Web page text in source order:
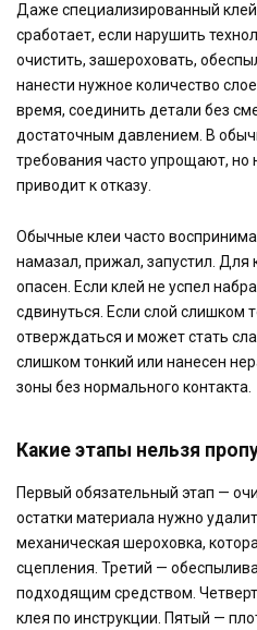
Даже специализированный
сработает, если нарушить
очистить, зашероховать,
нанести нужное количество
время, соединить детали без
достаточным давлением. В
требования часто упрощают, но
приводит к отказу.
Обычные клеи часто
намазал, прижал, запустил. Для
опасен. Если клей не успел
сдвинуться. Если слой слишком
отверждаться и может стать
слишком тонкий или нанесен
зоны без нормального контакта.
Какие этапы нельзя
Первый обязательный этап —
остатки материала нужно
механическая шероховка,
сцепления. Третий —
подходящим средством.
клея по инструкции. Пятый —